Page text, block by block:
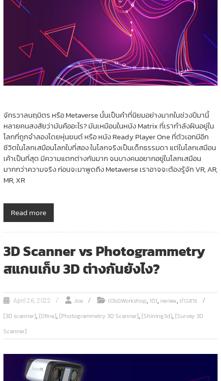
จักรวาลนฤมิตร หรือ Metaverse นั้นเป็นคำที่นิยมอย่างมากในช่วงปีมานี้
หลายคนสงสัยว่ามันคืออะไร? มันเหมือนในหนัง Matrix ที่เรากำลังฝันอยู่ใน
โลกที่ถูกจำลองโดยหุ่นยนต์ หรือ หนัง Ready Player One ที่ตัวเอกมีอีก
ชีวิตในโลกเสมือนโลกใบที่สอง ในโลกจริงเป็นเด็กธรรมดา แต่ในโลกเสมือน
เค้าเป็นที่สุด มีความแตกต่างกันมาก จนบางคนอยากอยู่ในโลกเสมือน
มากกว่าความจริง ก่อนจะมาพูดถึง Metaverse เราอาจจะต้องรู้จัก VR, AR,
MR, XR
Read more
3D Scanner vs Photogrammetry
สแกนเก็บ 3D ต่างกันยังไง?
April 26, 2022 Joe (Old)Workshop,101, review,ข่าวสาร
[3D scanner],[Dfine],[Photogrammetry 3D Scanner],[Shining3d],[Survey 3D
Scanner]